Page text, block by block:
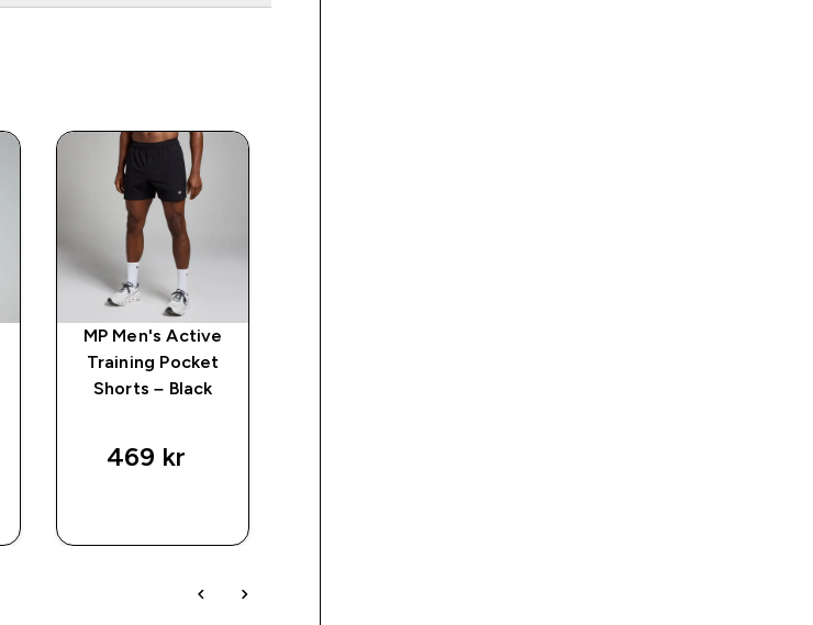
MP Men's Active
Training Pocket
Shorts – Black
469 kr‎